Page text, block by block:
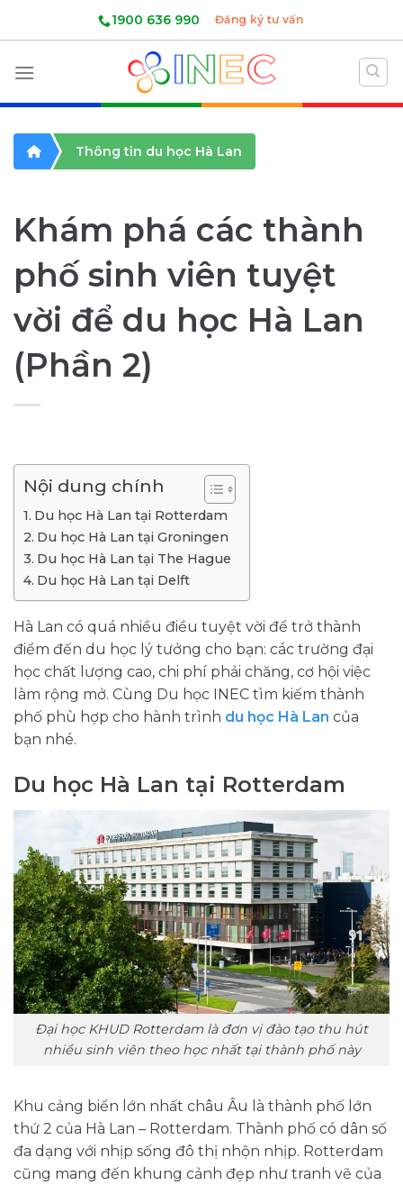
1900 636 990 Đăng ký tư vấn
Thông tin du học Hà Lan
Khám phá các thành
phố sinh viên tuyệt
vời để du học Hà Lan
(Phần 2)
Nội dung chính
Du học Hà Lan tại Rotterdam
Du học Hà Lan tại Groningen
Du học Hà Lan tại The Hague
Du học Hà Lan tại Delft
Hà Lan có quá nhiều điều tuyệt vời để trở thành
điểm đến du học lý tưởng cho bạn: các trường đại
học chất lượng cao, chi phí phải chăng, cơ hội việc
làm rộng mở. Cùng Du học INEC tìm kiếm thành
phố phù hợp cho hành trình du học Hà Lan của
bạn nhé.
Du học Hà Lan tại Rotterdam
Đại học KHUD Rotterdam là đơn vị đào tạo thu hút
nhiều sinh viên theo học nhất tại thành phố này
Khu cảng biển lớn nhất châu Âu là thành phố lớn
thứ 2 của Hà Lan – Rotterdam. Thành phố có dân số
đa dạng với nhịp sống đô thị nhộn nhịp. Rotterdam
cũng mang đến khung cảnh đẹp như tranh vẽ của